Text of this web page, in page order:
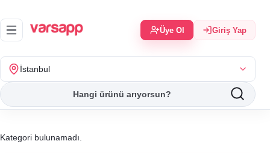
İstanbul
Üye Ol Giriş Yap
Kategori bulunamadı.